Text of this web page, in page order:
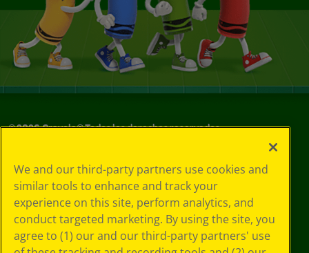
©2026Crayola® Todos los derechos reservados.
de privacidad
Política de
privacidad
Términos de SMS
GDPR
Aviso de
We and our third-party partners use cookies and
similar tools to enhance and track your
experience on this site, perform analytics, and
conduct targeted marketing. By using the site, you
agree to (1) our and our third-party partners' use